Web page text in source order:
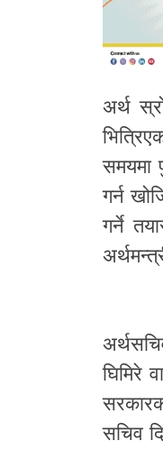
अर्थ
समयमा
गर्न
गर्ने
घिमिरे
सचिव